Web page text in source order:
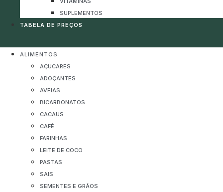
SUPLEMENTOS
TABELA DE PREÇOS
ALIMENTOS
AÇUCARES
ADOÇANTES
AVEIAS
BICARBONATOS
CACAUS
CAFÉ
FARINHAS
LEITE DE COCO
PASTAS
SAIS
SEMENTES E GRÃOS